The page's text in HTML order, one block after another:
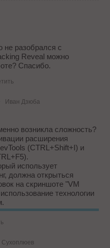
не разобрался с
Reveal можно
Спасибо.
Иван Дзюба
возникла сложность?
расширения
(CTRL+Shift+I) и
использует
должна открыться
на скриншоте "VM
технологии
расширение чаще
если стоит ...
Сухоплюев